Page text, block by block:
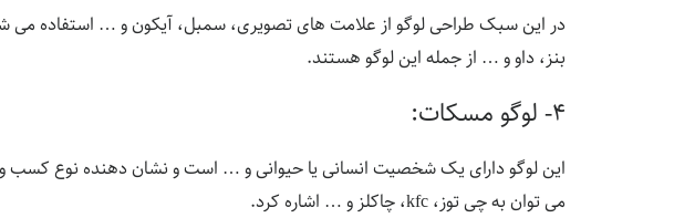
در این سبک طراحی لوگو از علامت های تصویری، سمبل، آیکون و … استفاده می
بنز، داو و … از جمله این لوگو هستند.
۴- لوگو مسکات:
این لوگو دارای یک شخصیت انسانی یا حیوانی و … است و نشان دهنده نوع کسب
می توان به چی توز، kfc، چاکلز و … اشاره کرد.